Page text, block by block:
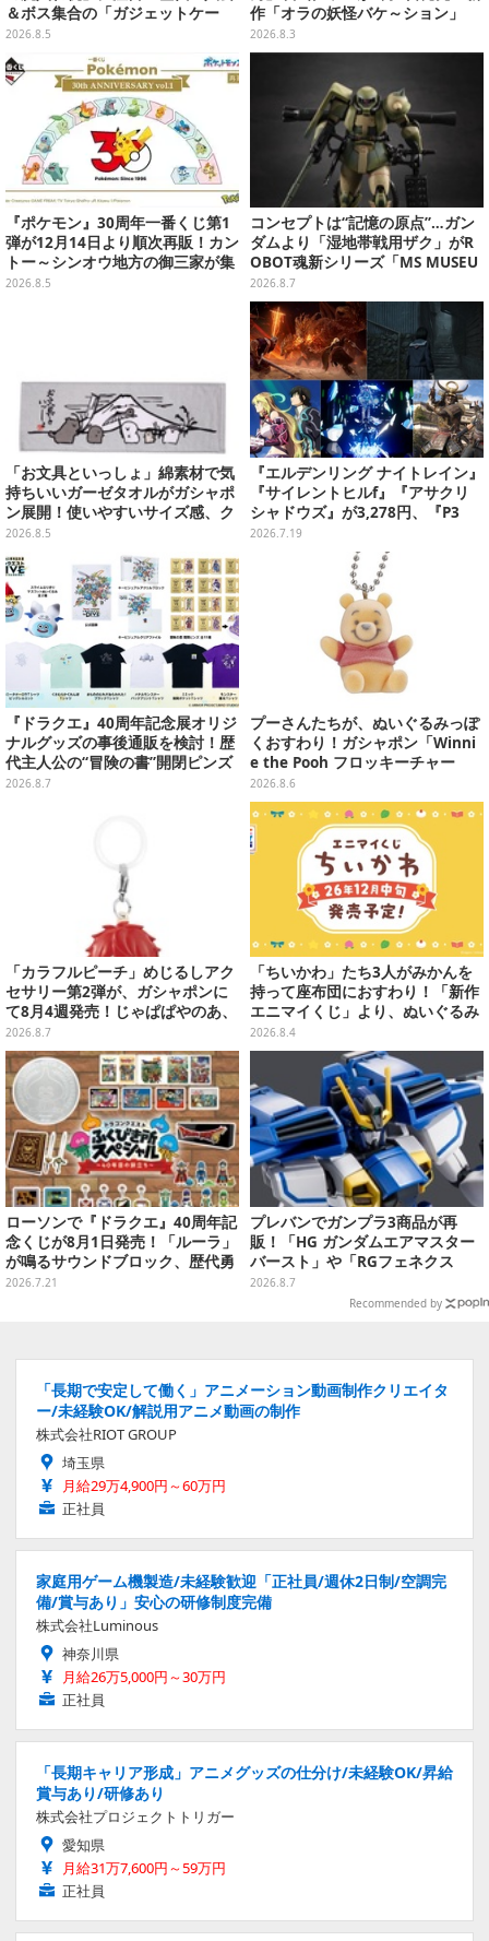
＆ボス集合の「ガジェットケー
ス」ほか9プライズが8月順次展開
2026.8.5
作「オラの妖怪バケ～ション」
や、「ヘンダーランド」「暗黒タ
マタマ」などをフィーチャー
2026.8.3
『ポケモン』30周年一番くじ第1
弾が12月14日より順次再販！カン
トー～シンオウ地方の御三家が集
まった時計、ぬいぐるみなど記念
2026.8.5
コンセプトは“記憶の原点”…ガン
ダムより「湿地帯戦用ザク」がR
OBOT魂新シリーズ「MS MUSEU
M」で商品化！博物館イメージの
ベースも注目
2026.8.7
「お文具といっしょ」綿素材で気
持ちいいガーゼタオルがガシャポ
ン展開！使いやすいサイズ感、ク
ールな和柄や可愛らしいお寿司な
ど全4種
2026.8.5
『エルデンリング ナイトレイン』
『サイレントヒルf』『アサクリ
シャドウズ』が3,278円、『P3
R』『TOXリマスター』は2,728円
に！─ゲオ店舗セールを実地調査
2026.7.19
『ドラクエ』40周年記念展オリジ
ナルグッズの事後通販を検討！歴
代主人公の“冒険の書”開閉ピンズ
をはじめ、ユニークなＴシャツや
2026.8.7
プーさんたちが、ぬいぐるみっぽ
くおすわり！ガシャポン「Winni
e the Pooh フロッキーチャー
ム」ふわふわでどれも可愛い全4
種
2026.8.6
「カラフルピーチ」めじるしアク
セサリー第2弾が、ガシャポンに
て8月4週発売！じゃぱぱやのあ、
シヴァたちメンバー11名分ライン
ナップ
2026.8.7
「ちいかわ」たち3人がみかんを
持って座布団におすわり！「新作
エニマイくじ」より、ぬいぐるみ
画像が初公開
2026.8.4
ローソンで『ドラクエ』40周年記
念くじが8月1日発売！「ルーラ」
が鳴るサウンドブロック、歴代勇
者＆スライムのフィギュアなど、
2026.7.21
プレバンでガンプラ3商品が再
販！「HG ガンダムエアマスター
バースト」や「RGフェネクス
（ナラティブVer.）」も
2026.8.7
Recommended by
「長期で安定して働く」アニメーション動画制作クリエイタ
ー/未経験OK/解説用アニメ動画の制作
株式会社RIOT GROUP
埼玉県
月給29万4,900円～60万円
正社員
家庭用ゲーム機製造/未経験歓迎「正社員/週休2日制/空調完
備/賞与あり」安心の研修制度完備
株式会社Luminous
神奈川県
月給26万5,000円～30万円
正社員
「長期キャリア形成」アニメグッズの仕分け/未経験OK/昇給
賞与あり/研修あり
株式会社プロジェクトトリガー
愛知県
月給31万7,600円～59万円
正社員